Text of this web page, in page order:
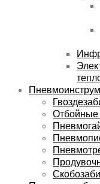
Отбойные